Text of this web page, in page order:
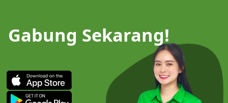
Gabung Sekarang!